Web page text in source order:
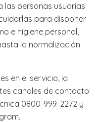
las personas usuarias
para disponer
e higiene personal,
la normalización
en el servicio, la
canales de contacto:
0800-999-2272 y